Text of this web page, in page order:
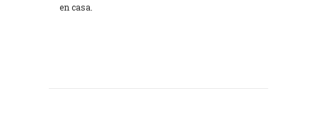
en casa.